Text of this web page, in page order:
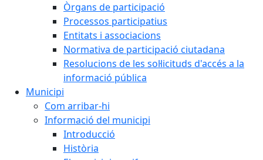
Òrgans de participació
Processos participatius
Entitats i associacions
Normativa de participació ciutadana
Resolucions de les sol·licituds d'accés a la
informació pública
Municipi
Com arribar-hi
Informació del municipi
Introducció
Història